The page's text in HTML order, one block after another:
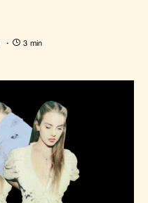
3 min